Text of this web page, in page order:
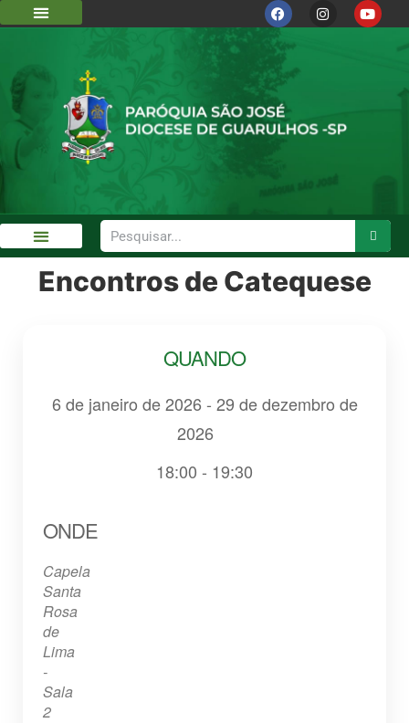
Encontros de Catequese
QUANDO
6 de janeiro de 2026 - 29 de dezembro de
2026
18:00 - 19:30
ONDE
Capela
Santa
Rosa
de
Lima
-
Sala
2